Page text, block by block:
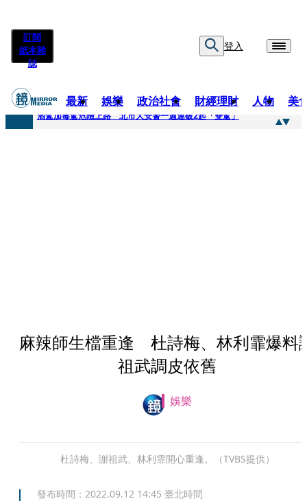
訂閱
紙本雜
誌
登入
最新 娛樂 政治社會 財經理財 人物 美
快訊
酒駕加毒駕危險上路 北市大安警一週連破2起「雙駕」
麻辣師生檔重逢 杜詩梅、林利霏爆料
祖武調皮依舊
娛樂
杜詩梅、謝祖武、林利霏開心重逢。（TVBS提供）
發布時間： 2022.09.12 14:45 臺北時間